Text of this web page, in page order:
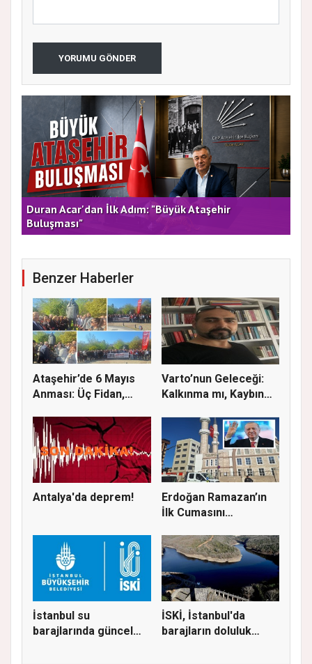
YORUMU GÖNDER
Duran Acar'dan İlk Adım: "Büyük Ataşehir
Buluşması"
Benzer Haberler
Ataşehir’de 6 Mayıs
Anması: Üç Fidan,
Varto’nun Geleceği:
Kalkınma mı, Kaybın
Antalya'da deprem!
Erdoğan Ramazan’ın
İlk Cumasını
İstanbul su
barajlarında güncel
İSKİ, İstanbul'da
barajların doluluk